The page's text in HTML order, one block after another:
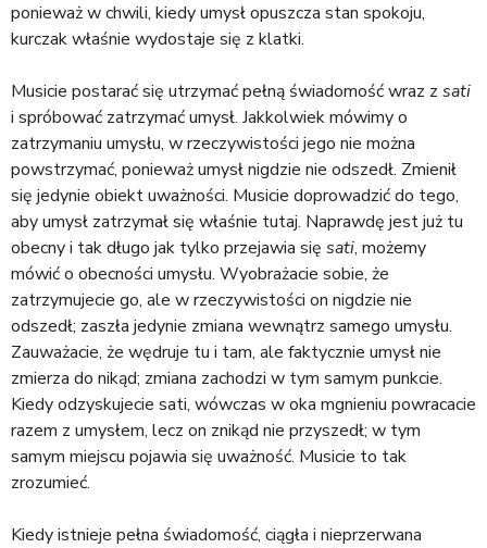
ponieważ w chwili, kiedy umysł opuszcza stan spokoju,
kurczak właśnie wydostaje się z klatki.
Musicie postarać się utrzymać pełną świadomość wraz z sati
i spróbować zatrzymać umysł. Jakkolwiek mówimy o
zatrzymaniu umysłu, w rzeczywistości jego nie można
powstrzymać, ponieważ umysł nigdzie nie odszedł. Zmienił
się jedynie obiekt uważności. Musicie doprowadzić do tego,
aby umysł zatrzymał się właśnie tutaj. Naprawdę jest już tu
obecny i tak długo jak tylko przejawia się sati, możemy
mówić o obecności umysłu. Wyobrażacie sobie, że
zatrzymujecie go, ale w rzeczywistości on nigdzie nie
odszedł; zaszła jedynie zmiana wewnątrz samego umysłu.
Zauważacie, że wędruje tu i tam, ale faktycznie umysł nie
zmierza do nikąd; zmiana zachodzi w tym samym punkcie.
Kiedy odzyskujecie sati, wówczas w oka mgnieniu powracacie
razem z umysłem, lecz on znikąd nie przyszedł; w tym
samym miejscu pojawia się uważność. Musicie to tak
zrozumieć.
Kiedy istnieje pełna świadomość, ciągła i nieprzerwana